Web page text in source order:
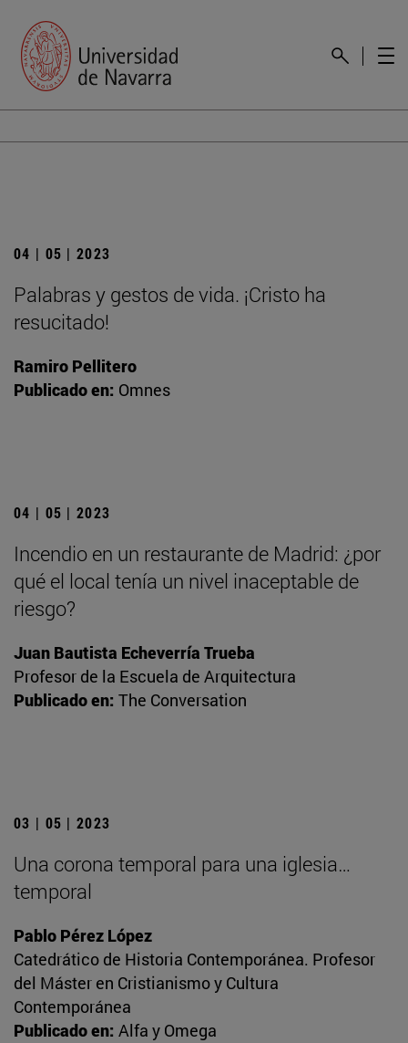
04 | 05 | 2023
Palabras y gestos de vida. ¡Cristo ha
resucitado!
Ramiro Pellitero
Publicado en: Omnes
04 | 05 | 2023
Incendio en un restaurante de Madrid: ¿por
qué el local tenía un nivel inaceptable de
riesgo?
Juan Bautista Echeverría Trueba
Profesor de la Escuela de Arquitectura
Publicado en: The Conversation
03 | 05 | 2023
Una corona temporal para una iglesia…
temporal
Pablo Pérez López
Catedrático de Historia Contemporánea. Profesor
del Máster en Cristianismo y Cultura
Contemporánea
Publicado en: Alfa y Omega